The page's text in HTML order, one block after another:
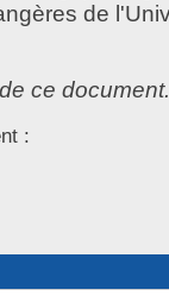
de
ce document.
: